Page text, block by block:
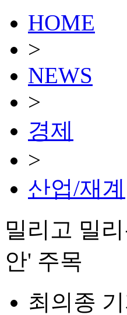
HOME
>
NEWS
>
경제
>
산업/재계
밀리고 밀
안' 주목
최의종